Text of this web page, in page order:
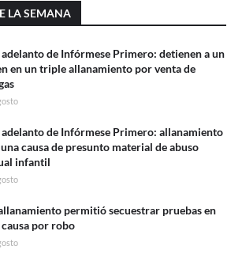
LA SEMANA
adelanto de Infórmese Primero: detienen a un
en un triple allanamiento por venta de
adelanto de Infórmese Primero: allanamiento
causa de presunto material de abuso
infantil
permitió secuestrar pruebas en
por robo